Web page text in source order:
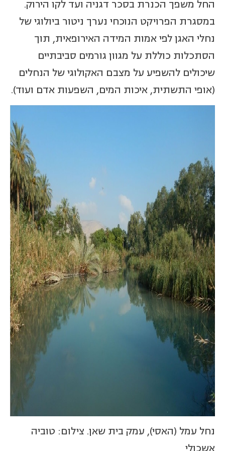
החל משפך הכנרת בסכר דגניה ועד לקו הירוק.
במסגרת הפרויקט הנוכחי נערך ניטור ביולוגי של
נחלי האגן לפי אמות המידה האירופאית, תוך
הסתכלות כוללת על מגוון גורמים סביבתיים
שיכולים להשפיע על מצבם האקולוגי של הנחלים
(אופי התשתית, איכות המים, השפעות אדם ועוד).
נחל עמל (האסי), עמק בית שאן. צילום: טוביה